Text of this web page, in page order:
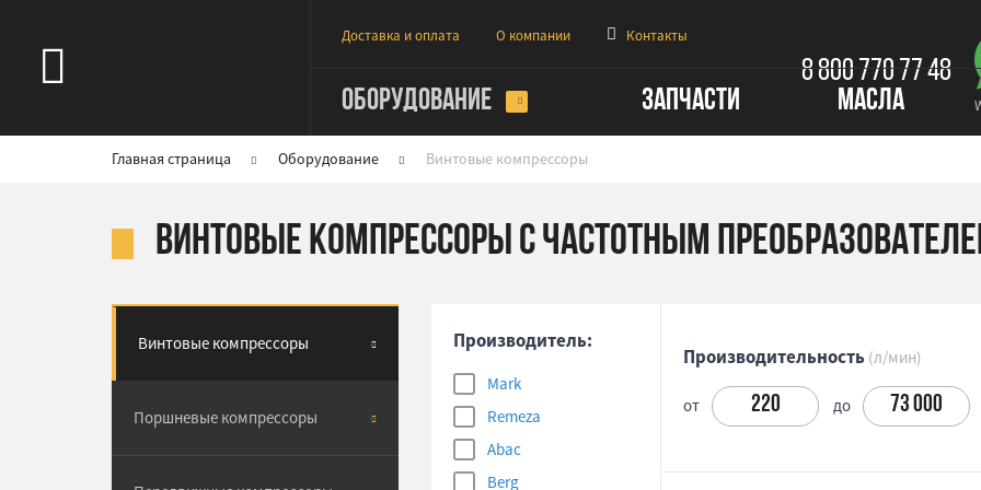
Доставка и оплата О компании Контакты
8 800 770 77 48
ОБОРУДОВАНИЕ ЗАПЧАСТИ МАСЛА
Главная страница Оборудование Винтовые компрессоры
Винтовые компрессоры с частотным
Винтовые компрессоры
Поршневые компрессоры
Производитель:
Mark
Remeza
Abac
Berg
Производительность (л/мин)
от до